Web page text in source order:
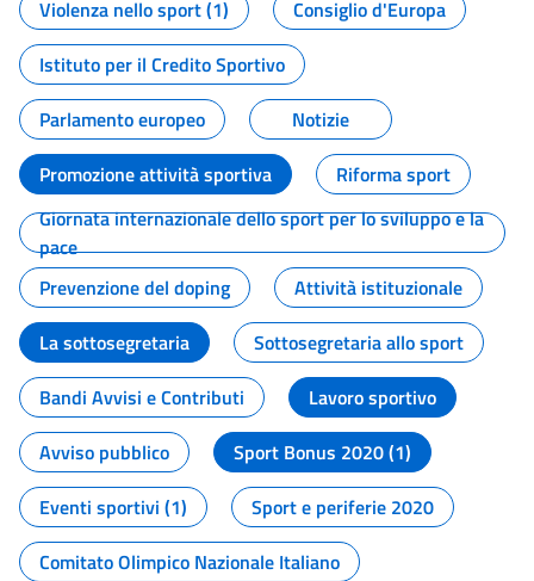
Violenza nello sport (1)
Consiglio d'Europa
Istituto per il Credito Sportivo
Parlamento europeo
Notizie
Promozione attività sportiva
Riforma sport
Giornata internazionale dello sport per lo sviluppo e la
pace
Prevenzione del doping
Attività istituzionale
La sottosegretaria
Sottosegretaria allo sport
Bandi Avvisi e Contributi
Lavoro sportivo
Avviso pubblico
Sport Bonus 2020 (1)
Eventi sportivi (1)
Sport e periferie 2020
Comitato Olimpico Nazionale Italiano